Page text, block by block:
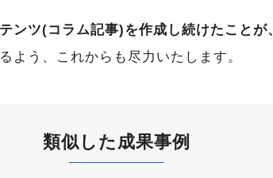
ンツ(コラム記事)を作成し続けたこと
よう、これからも尽力いたします。
類似した成果事例